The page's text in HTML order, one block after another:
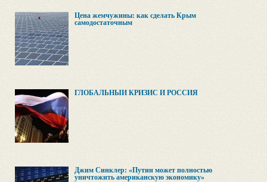
Цена жемчужины: как сделать Крым
самодостаточным
ГЛОБАЛЬНЫЙ КРИЗИС И РОССИЯ
Джим Синклер: «Путин может полностью
уничтожить американскую экономику»